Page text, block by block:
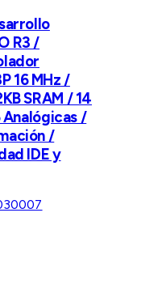
R3 /
16 MHz /
SRAM / 14
/
/
IDE y